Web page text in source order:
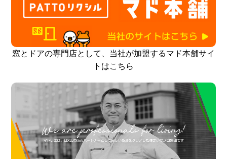
窓とドアの専門店として、当社が加盟するマド本舗サイ
トはこちら